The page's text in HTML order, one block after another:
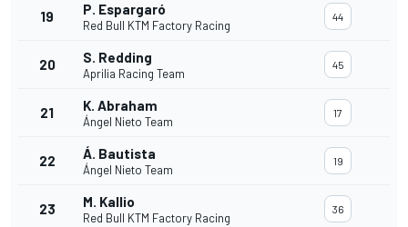
19 P. Espargaró
Red Bull KTM Factory Racing
44
20 S. Redding
Aprilia Racing Team
45
21 K. Abraham
Ángel Nieto Team
17
22 Á. Bautista
Ángel Nieto Team
19
23 M. Kallio
Red Bull KTM Factory Racing
36